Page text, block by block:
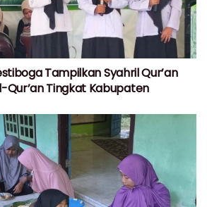
Tampilkan Syahril Qur’an
Tingkat Kabupaten